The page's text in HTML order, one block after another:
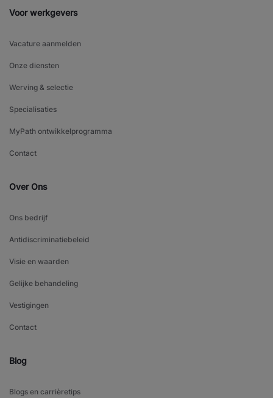
Voor werkgevers
Vacature aanmelden
Onze diensten
Werving & selectie
Specialisaties
MyPath ontwikkelprogramma
Contact
Over Ons
Ons bedrijf
Antidiscriminatiebeleid
Visie en waarden
Gelijke behandeling
Vestigingen
Contact
Blog
Blogs en carrièretips